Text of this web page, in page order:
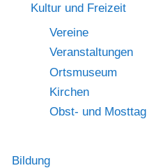
Kultur und Freizeit
Vereine
Veranstaltungen
Ortsmuseum
Kirchen
Obst- und Mosttag
Bildung